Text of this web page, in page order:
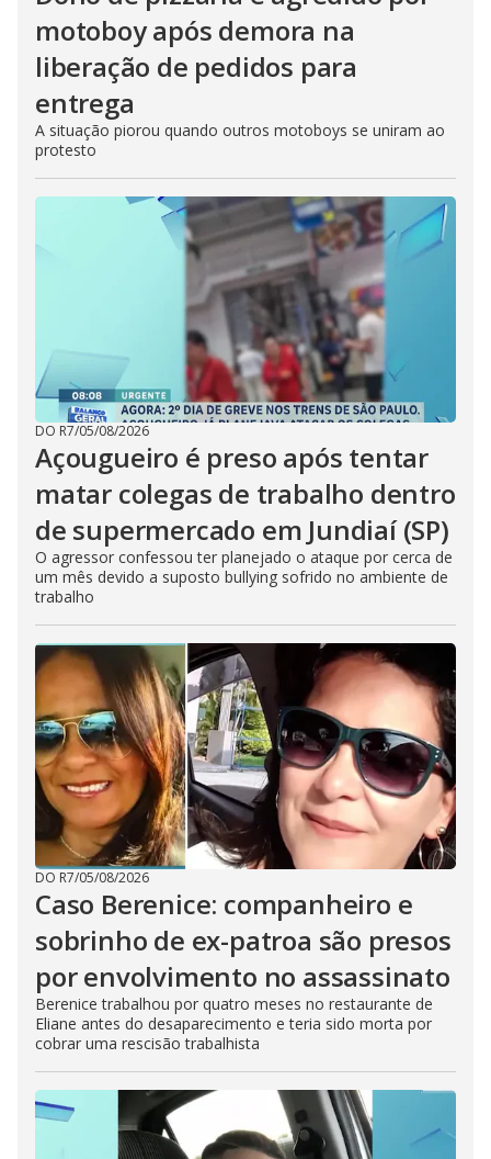
motoboy após demora na
liberação de pedidos para
entrega
A situação piorou quando outros motoboys se uniram ao
protesto
DO R7/05/08/2026
Açougueiro é preso após tentar
matar colegas de trabalho dentro
de supermercado em Jundiaí (SP)
O agressor confessou ter planejado o ataque por cerca de
um mês devido a suposto bullying sofrido no ambiente de
trabalho
DO R7/05/08/2026
Caso Berenice: companheiro e
sobrinho de ex-patroa são presos
por envolvimento no assassinato
Berenice trabalhou por quatro meses no restaurante de
Eliane antes do desaparecimento e teria sido morta por
cobrar uma rescisão trabalhista